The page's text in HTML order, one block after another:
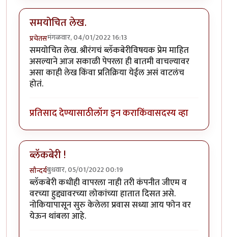
समयोचित लेख.
प्रचेतसमंगळवार, 04/01/2022 16:13
समयोचित लेख. श्रीरंगचं ब्लॅकबेरीविषयक प्रेम माहित
असल्याने आज सकाळी पेपरला ही बातमी वाचल्यावर
असा काही लेख किंवा प्रतिक्रिया येईल असं वाटलंच
होतं.
प्रतिसाद देण्यासाठीलॉग इन कराकिंवासदस्य व्हा
ब्लॅकबेरी !
सौन्दर्यबुधवार, 05/01/2022 00:19
ब्लॅकबेरी कधीही वापरला नाही तरी कंपनीत जीएम व
वरच्या हुद्द्यावरच्या लोकांच्या हातात दिसत असे.
नोकियापासून सुरु केलेला प्रवास सध्या आय फोन वर
येऊन थांबला आहे.